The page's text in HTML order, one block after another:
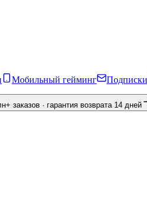
Мобильный гейминг Подписки
заказов · гарантия возврата 14 дней